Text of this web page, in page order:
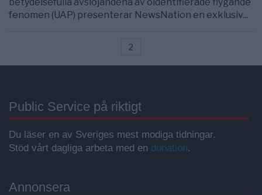
fenomen (UAP) presenterar NewsNation en exklusiv...
2
Public Service på riktigt
Du läser en av Sveriges mest modiga tidningar.
Stöd vårt dagliga arbeta med en donation.
Annonsera